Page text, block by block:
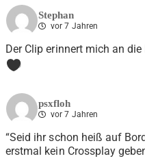
Stephan
vor 7 Jahren
Der Clip erinnert mich an
0
psxfloh
vor 7 Jahren
“Seid ihr schon heiß auf
erstmal kein Crossplay